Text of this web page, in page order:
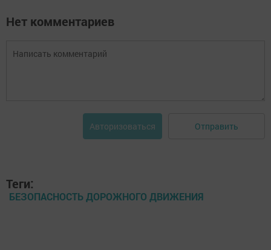
Нет комментариев
Авторизоваться Отправить
Теги:
БЕЗОПАСНОСТЬ ДОРОЖНОГО ДВИЖЕНИЯ